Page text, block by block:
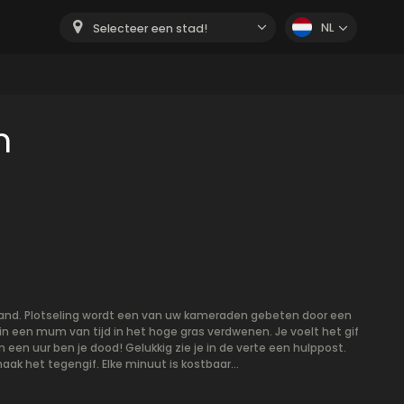
Selecteer een stad! NL
Plotseling wordt een van uw kameraden gebeten door een
een mum van tijd in het hoge gras verdwenen. Je voelt het gif
uur ben je dood! Gelukkig zie je in de verte een hulppost.
het tegengif. Elke minuut is kostbaar...